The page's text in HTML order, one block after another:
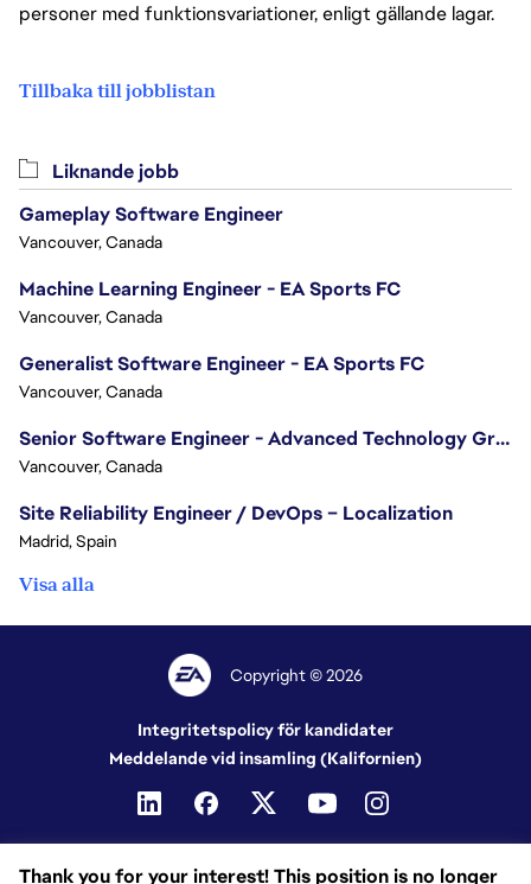
personer med funktionsvariationer, enligt gällande lagar.
Tillbaka till jobblistan
Thank you for your interest! This position is no longer
Liknande jobb
Gameplay Software Engineer
Vancouver, Canada
Machine Learning Engineer - EA Sports FC
Vancouver, Canada
Generalist Software Engineer - EA Sports FC
Vancouver, Canada
Senior Software Engineer - Advanced Technology Group
Vancouver, Canada
Site Reliability Engineer / DevOps – Localization
Madrid, Spain
Visa alla
Copyright © 2026
Integritetspolicy för kandidater
Meddelande vid insamling (Kalifornien)